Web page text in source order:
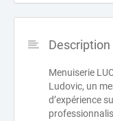
Description
Menuiserie
Ludovic, un
d’expérience